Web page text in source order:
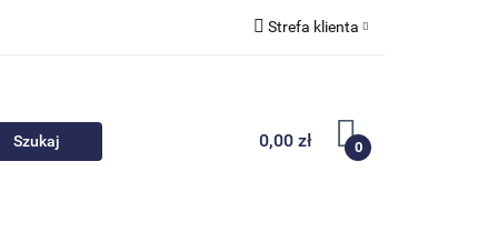
Strefa klienta
Zarejestruj się
Dodaj zgłoszenie
0,00 zł 0